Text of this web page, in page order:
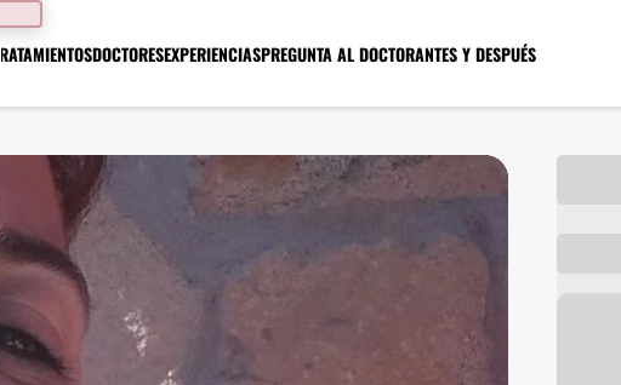
TRATAMIENTOSDOCTORESEXPERIENCIASPREGUNTA AL DOCTORANTES Y DESPUÉS